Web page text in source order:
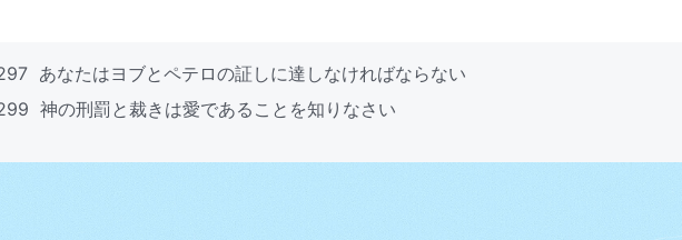
あなたはヨブとペテロの証しに達しなければならない
神の刑罰と裁きは愛であることを知りなさい